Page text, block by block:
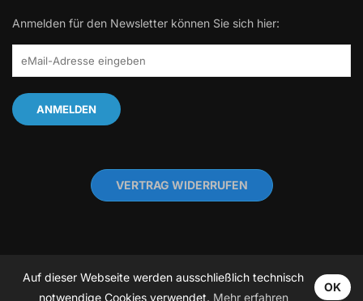
Anmelden für den Newsletter können Sie sich hier:
VERTRAG WIDERRUFEN
Auf dieser Webseite werden ausschließlich technisch
notwendige Cookies verwendet. Mehr erfahren
OK